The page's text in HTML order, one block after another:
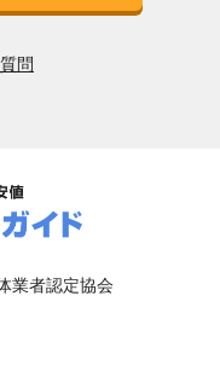
問
業者認定協会